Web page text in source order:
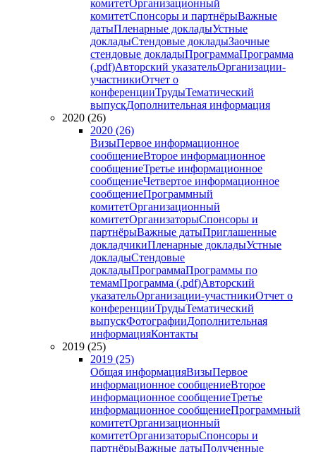
комитетОрганизационный
комитетСпонсоры и партнёрыВажные
датыПленарные докладыУстные
докладыСтендовые докладыЗаочные
стендовые докладыПрограммаПрограмма
(.pdf)Авторский указательОрганизации-
участникиОтчет о
конференцииТрудыТематический
выпускДополнительная информация
2020 (26)
2020 (26)
ВизыПервое информационное
сообщениеВторое информационное
сообщениеТретье информационное
сообщениеЧетвертое информационное
сообщениеПрограммный
комитетОрганизационный
комитетОрганизаторыСпонсоры и
партнёрыВажные датыПриглашенные
докладчикиПленарные докладыУстные
докладыСтендовые
докладыПрограммаПрограммы по
темамПрограмма (.pdf)Авторский
указательОрганизации-участникиОтчет о
конференцииТрудыТематический
выпускФотографииДополнительная
информацияКонтакты
2019 (25)
2019 (25)
Общая информацияВизыПервое
информационное сообщениеВторое
информационное сообщениеТретье
информационное сообщениеПрограммный
комитетОрганизационный
комитетОрганизаторыСпонсоры и
партнёрыВажные датыПолученные